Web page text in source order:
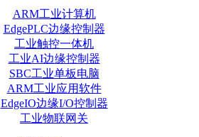
ARM工业计算机
EdgePLC边缘控制器
工业触控一体机
工业AI边缘控制器
SBC工业单板电脑
ARM工业应用软件
EdgeIO边缘I/O控制器
工业物联网关